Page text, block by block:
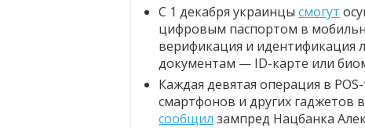
С 1 декабря украинцы смогут
цифровым паспортом в
верификация и идентификация
документам — ID-карте или
Каждая девятая операция в
смартфонов и других гаджетов
сообщил зампред Нацбанка